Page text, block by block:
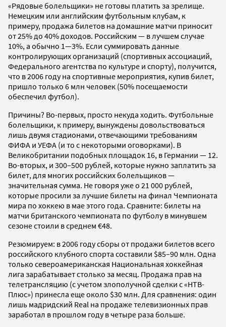
«Рядовые болельщики» не готовы платить за зрелище.
Немецким или английским футбольным клубам, к
примеру, продажа билетов на домашние матчи приносит
от 25% до 40% доходов. Российским — в лучшем случае
10%, а обычно 1—3%. Если суммировать данные
контролирующих организаций (спортивных ассоциаций,
Федерального агентства по культуре и спорту), получится,
что в 2006 году на спортивные мероприятия, купив билет,
пришло только 6 млн человек (50% посещаемости
обеспечил футбол).
Причины? Во-первых, просто некуда ходить. Футбольные
болельщики, к примеру, вынуждены довольствоваться
лишь двумя стадионами, отвечающими требованиям
ФИФА и УЕФА (и то с некоторыми оговорками). В
Великобритании подобных площадок 16, в Германии — 12.
Во-вторых, и 300–500 рублей, которые нужно заплатить за
билет, для многих российских болельщиков —
значительная сумма. Не говоря уже о 21 000 рублей,
которые просили за лучшие билеты на финал Чемпионата
мира по хоккею в мае этого года. Сравните: билеты на
матчи британского чемпионата по футболу в минувшем
сезоне стоили в среднем €48.
Резюмируем: в 2006 году сборы от продажи билетов всего
российского клубного спорта составили $85–90 млн. Одна
только североамериканская Национальная хоккейная
лига зарабатывает столько за месяц. Продажа прав на
телетрансляцию (с учетом злополучной сделки с «НТВ-
Плюс») принесла еще около $30 млн. Для сравнения: один
лишь мадридский Real на продаже телевизионных прав
заработал в прошлом году в четыре раза больше.